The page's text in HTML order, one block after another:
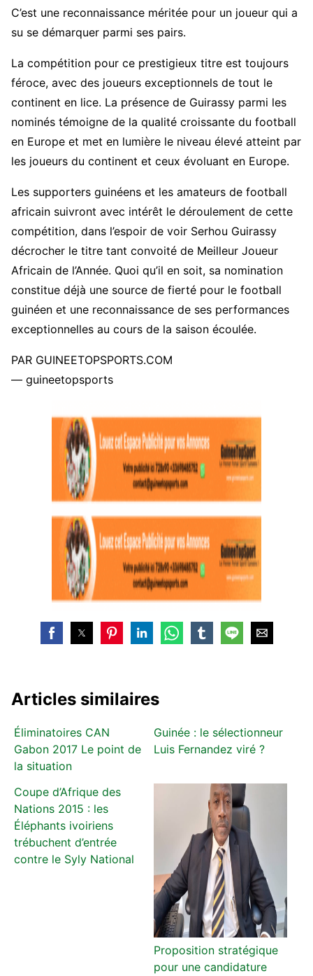
C’est une reconnaissance méritée pour un joueur qui a
su se démarquer parmi ses pairs.
La compétition pour ce prestigieux titre est toujours
féroce, avec des joueurs exceptionnels de tout le
continent en lice. La présence de Guirassy parmi les
nominés témoigne de la qualité croissante du football
en Europe et met en lumière le niveau élevé atteint par
les joueurs du continent et ceux évoluant en Europe.
Les supporters guinéens et les amateurs de football
africain suivront avec intérêt le déroulement de cette
compétition, dans l’espoir de voir Serhou Guirassy
décrocher le titre tant convoité de Meilleur Joueur
Africain de l’Année. Quoi qu’il en soit, sa nomination
constitue déjà une source de fierté pour le football
guinéen et une reconnaissance de ses performances
exceptionnelles au cours de la saison écoulée.
PAR GUINEETOPSPORTS.COM
— guineetopsports
Articles similaires
Éliminatoires CAN
Gabon 2017 Le point de
la situation
Guinée : le sélectionneur
Luis Fernandez viré ?
Coupe d’Afrique des
Nations 2015 : les
Éléphants ivoiriens
trébuchent d’entrée
contre le Syly National
Proposition stratégique
pour une candidature